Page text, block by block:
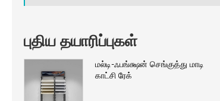
புதிய தயாரிப்புகள்
மல்டி-ஃபங்க்ஷன் செங்குத்து மாடி
காட்சி ரேக்